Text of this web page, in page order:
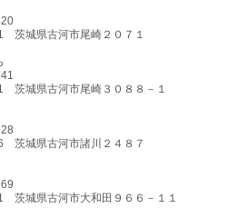
茨城県古河市尾崎２０７１
茨城県古河市尾崎３０８８－１
茨城県古河市諸川２４８７
茨城県古河市大和田９６６－１１